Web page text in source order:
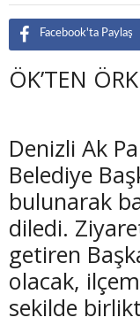
Facebook'ta Paylaş
ÖK’TEN
Denizli Ak
Belediye
bulunarak
diledi.
getiren
olacak,
sekilde